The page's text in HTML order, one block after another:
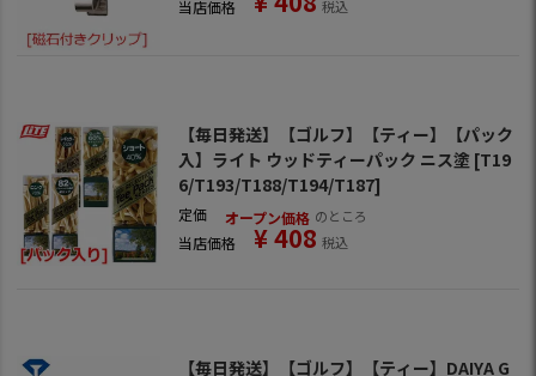
当店価格 税込
【毎日発送】【ゴルフ】【ティー】【パック
入】ライト ウッドティーパック ニス塗 [T19
6/T193/T188/T194/T187]
定価 オープン価格 のところ
当店価格 ¥408 税込
【毎日発送】【ゴルフ】【ティー】DAIYA G